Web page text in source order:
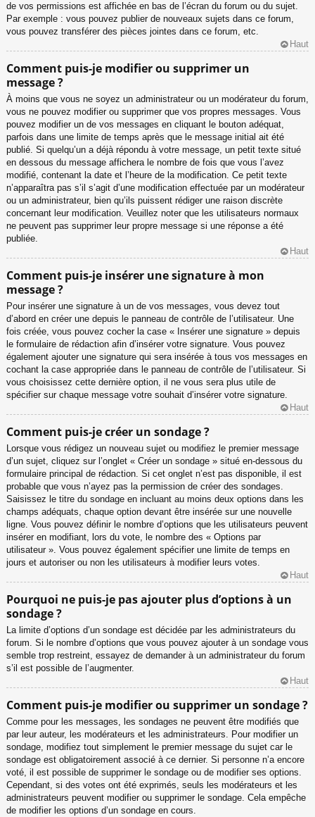
de vos permissions est affichée en bas de l’écran du forum ou du sujet.
Par exemple : vous pouvez publier de nouveaux sujets dans ce forum,
vous pouvez transférer des pièces jointes dans ce forum, etc.
Haut
Comment puis-je modifier ou supprimer un
message ?
À moins que vous ne soyez un administrateur ou un modérateur du forum,
vous ne pouvez modifier ou supprimer que vos propres messages. Vous
pouvez modifier un de vos messages en cliquant le bouton adéquat,
parfois dans une limite de temps après que le message initial ait été
publié. Si quelqu’un a déjà répondu à votre message, un petit texte situé
en dessous du message affichera le nombre de fois que vous l’avez
modifié, contenant la date et l’heure de la modification. Ce petit texte
n’apparaîtra pas s’il s’agit d’une modification effectuée par un modérateur
ou un administrateur, bien qu’ils puissent rédiger une raison discrète
concernant leur modification. Veuillez noter que les utilisateurs normaux
ne peuvent pas supprimer leur propre message si une réponse a été
publiée.
Haut
Comment puis-je insérer une signature à mon
message ?
Pour insérer une signature à un de vos messages, vous devez tout
d’abord en créer une depuis le panneau de contrôle de l’utilisateur. Une
fois créée, vous pouvez cocher la case « Insérer une signature » depuis
le formulaire de rédaction afin d’insérer votre signature. Vous pouvez
également ajouter une signature qui sera insérée à tous vos messages en
cochant la case appropriée dans le panneau de contrôle de l’utilisateur. Si
vous choisissez cette dernière option, il ne vous sera plus utile de
spécifier sur chaque message votre souhait d’insérer votre signature.
Haut
Comment puis-je créer un sondage ?
Lorsque vous rédigez un nouveau sujet ou modifiez le premier message
d’un sujet, cliquez sur l’onglet « Créer un sondage » situé en-dessous du
formulaire principal de rédaction. Si cet onglet n’est pas disponible, il est
probable que vous n’ayez pas la permission de créer des sondages.
Saisissez le titre du sondage en incluant au moins deux options dans les
champs adéquats, chaque option devant être insérée sur une nouvelle
ligne. Vous pouvez définir le nombre d’options que les utilisateurs peuvent
insérer en modifiant, lors du vote, le nombre des « Options par
utilisateur ». Vous pouvez également spécifier une limite de temps en
jours et autoriser ou non les utilisateurs à modifier leurs votes.
Haut
Pourquoi ne puis-je pas ajouter plus d’options à un
sondage ?
La limite d’options d’un sondage est décidée par les administrateurs du
forum. Si le nombre d’options que vous pouvez ajouter à un sondage vous
semble trop restreint, essayez de demander à un administrateur du forum
s’il est possible de l’augmenter.
Haut
Comment puis-je modifier ou supprimer un sondage ?
Comme pour les messages, les sondages ne peuvent être modifiés que
par leur auteur, les modérateurs et les administrateurs. Pour modifier un
sondage, modifiez tout simplement le premier message du sujet car le
sondage est obligatoirement associé à ce dernier. Si personne n’a encore
voté, il est possible de supprimer le sondage ou de modifier ses options.
Cependant, si des votes ont été exprimés, seuls les modérateurs et les
administrateurs peuvent modifier ou supprimer le sondage. Cela empêche
de modifier les options d’un sondage en cours.